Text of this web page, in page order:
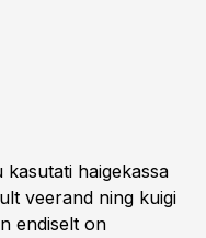
haigekassa
veerand ning kuigi
endiselt on